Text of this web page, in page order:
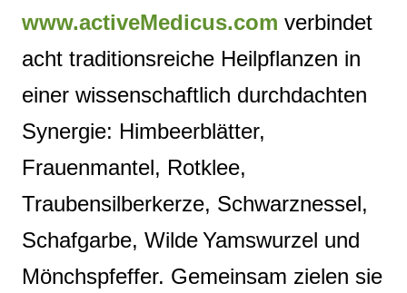
www.activeMedicus.com verbindet
acht traditionsreiche Heilpflanzen in
einer wissenschaftlich durchdachten
Synergie: Himbeerblätter,
Frauenmantel, Rotklee,
Traubensilberkerze, Schwarznessel,
Schafgarbe, Wilde Yamswurzel und
Mönchspfeffer. Gemeinsam zielen sie